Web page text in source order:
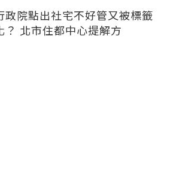
政院點出社宅不好管又被標籤
？ 北市住都中心提解方